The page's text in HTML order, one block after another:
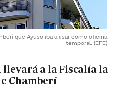
que Ayuso iba a usar como oficina
temporal. (EFE)
llevará a la Fiscalía la
Chamberí